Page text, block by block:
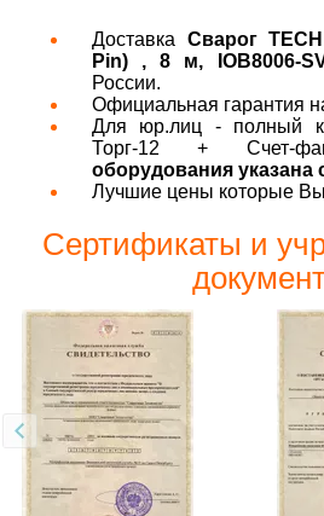
Доставка Сварог
Pin) , 8 м, IOB8006-
России.
Официальная гарантия
Для юр.лиц - полный
Торг-12 + Счет-
оборудования указана
Лучшие цены которые
Сертификаты и